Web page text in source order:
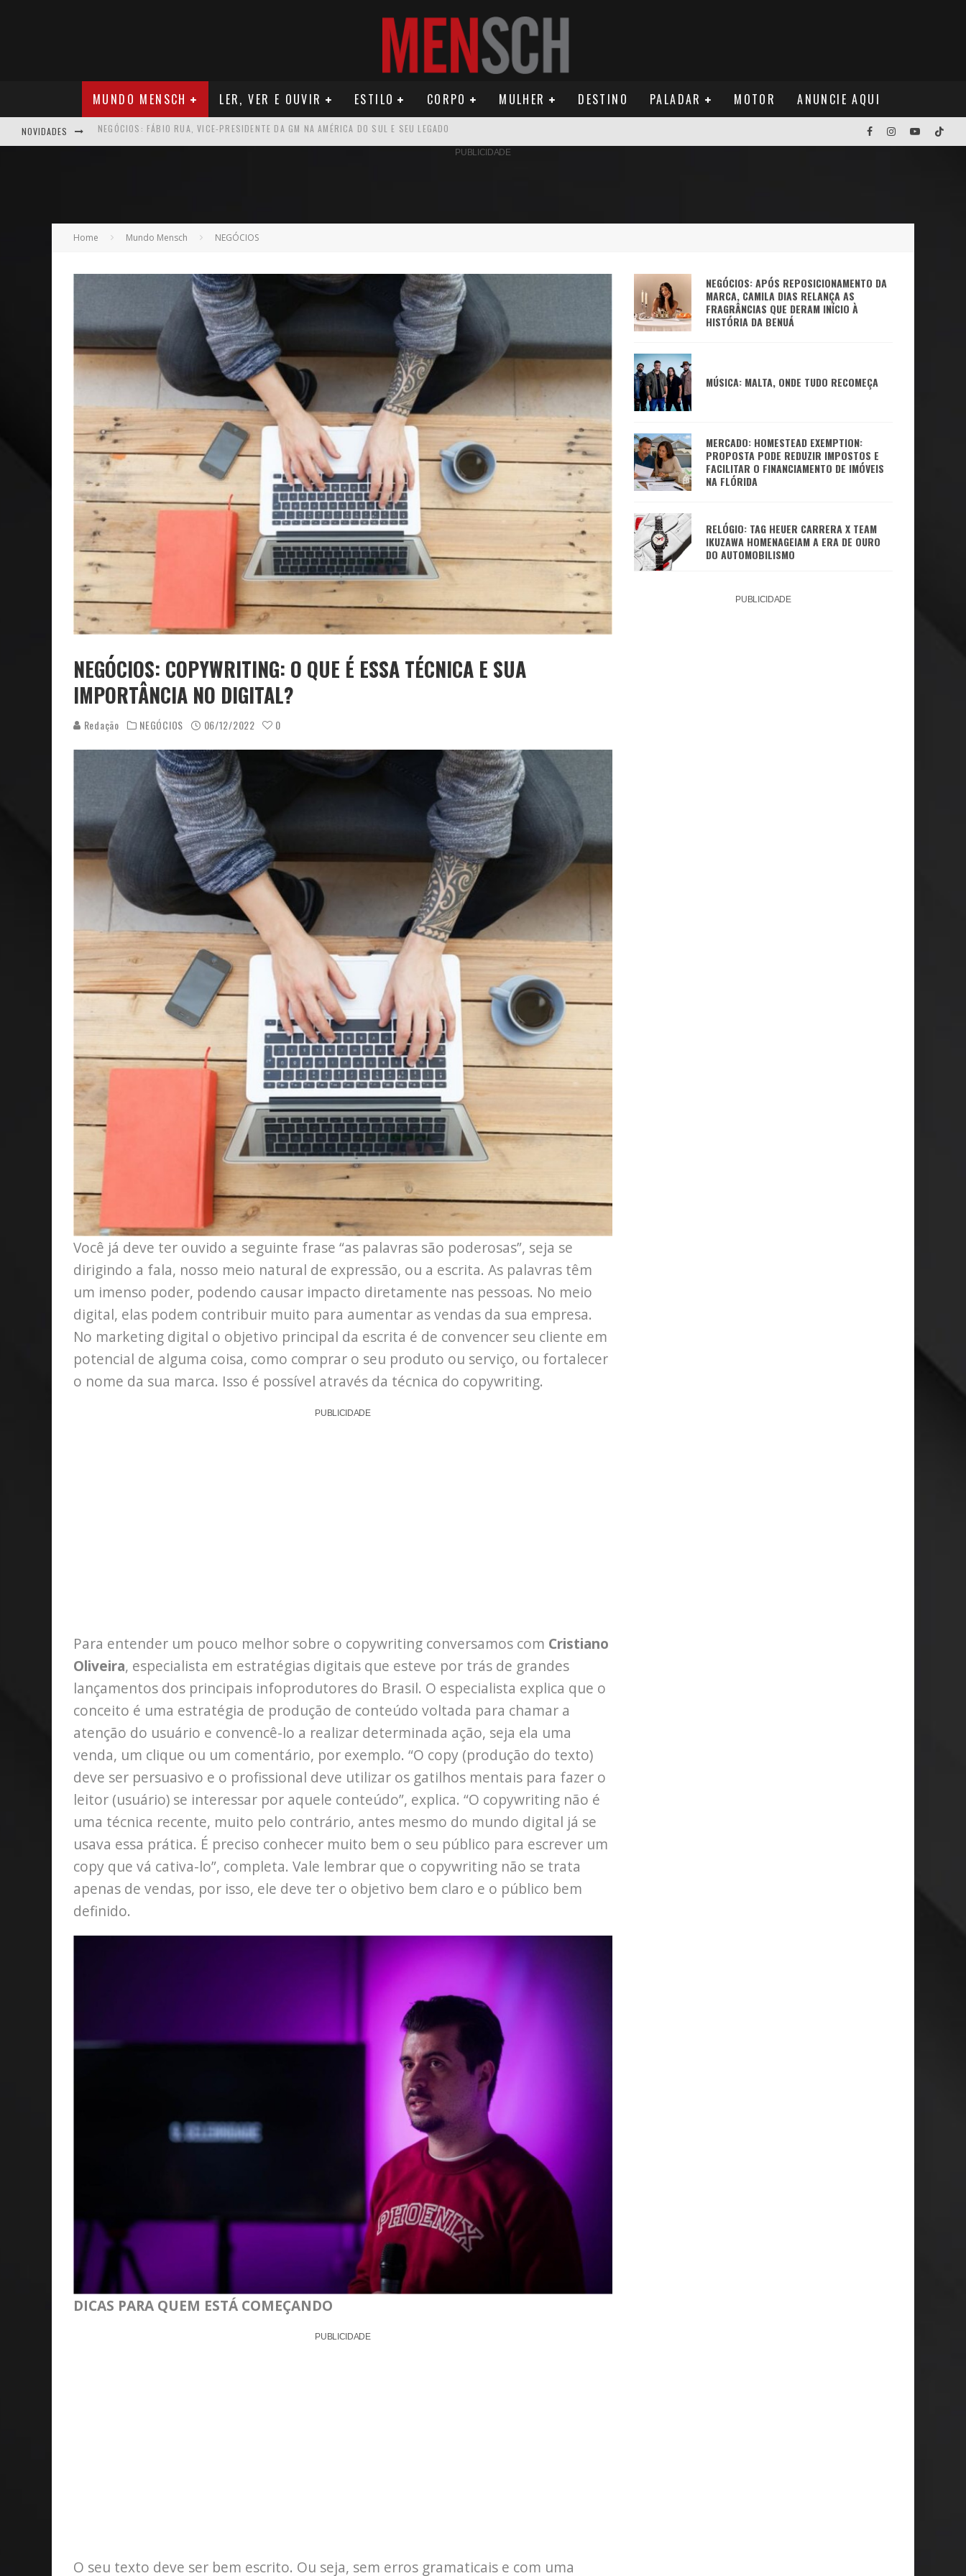
MUNDO MENSCH LER, VER E OUVIR ESTILO CORPO MULHER DESTINO PALADAR MOTOR ANUNCIE AQUI
NOVIDADES ARTE: GALERIA MAURÍCIO REDIG REAFIRMA RECIFE COMO CELEIRO DAS ARTES EM NOITE DE REINAUGURAÇÃO
CARREIRA: NICHOLLAS MARSHELL: ENTRE ALGORITMOS E PROPÓSITO HUMANO
CAPA: O SUCESSO DE JOÃO VICTOR GONÇALVES COM SEU MAU MAU EM 'QUEM AMA CUIDA'
VER: CINCO DICAS DO QUE ASSISTIR NO STREAMING
NEGÓCIOS: FÁBIO RUA, VICE-PRESIDENTE DA GM NA AMÉRICA DO SUL E SEU LEGADO
PUBLICIDADE
Home Mundo Mensch NEGÓCIOS
NEGÓCIOS: COPYWRITING: O QUE É ESSA TÉCNICA E SUA
IMPORTÂNCIA NO DIGITAL?
Redação NEGÓCIOS 06/12/2022 0
Você já deve ter ouvido a seguinte frase “as palavras são poderosas”, seja se
dirigindo a fala, nosso meio natural de expressão, ou a escrita. As palavras têm
um imenso poder, podendo causar impacto diretamente nas pessoas. No meio
digital, elas podem contribuir muito para aumentar as vendas da sua empresa.
No marketing digital o objetivo principal da escrita é de convencer seu cliente em
potencial de alguma coisa, como comprar o seu produto ou serviço, ou fortalecer
o nome da sua marca. Isso é possível através da técnica do copywriting.
PUBLICIDADE
Para entender um pouco melhor sobre o copywriting conversamos com Cristiano
Oliveira, especialista em estratégias digitais que esteve por trás de grandes
lançamentos dos principais infoprodutores do Brasil. O especialista explica que o
conceito é uma estratégia de produção de conteúdo voltada para chamar a
atenção do usuário e convencê-lo a realizar determinada ação, seja ela uma
venda, um clique ou um comentário, por exemplo. “O copy (produção do texto)
deve ser persuasivo e o profissional deve utilizar os gatilhos mentais para fazer o
leitor (usuário) se interessar por aquele conteúdo”, explica. “O copywriting não é
uma técnica recente, muito pelo contrário, antes mesmo do mundo digital já se
usava essa prática. É preciso conhecer muito bem o seu público para escrever um
copy que vá cativa-lo”, completa. Vale lembrar que o copywriting não se trata
apenas de vendas, por isso, ele deve ter o objetivo bem claro e o público bem
definido.
DICAS PARA QUEM ESTÁ COMEÇANDO
PUBLICIDADE
O seu texto deve ser bem escrito. Ou seja, sem erros gramaticais e com uma
NEGÓCIOS: APÓS REPOSICIONAMENTO DA
MARCA, CAMILA DIAS RELANÇA AS
FRAGRÂNCIAS QUE DERAM INÍCIO À
HISTÓRIA DA BENUÁ
MÚSICA: MALTA, ONDE TUDO RECOMEÇA
MERCADO: HOMESTEAD EXEMPTION:
PROPOSTA PODE REDUZIR IMPOSTOS E
FACILITAR O FINANCIAMENTO DE IMÓVEIS
NA FLÓRIDA
RELÓGIO: TAG HEUER CARRERA X TEAM
IKUZAWA HOMENAGEIAM A ERA DE OURO
DO AUTOMOBILISMO
PUBLICIDADE